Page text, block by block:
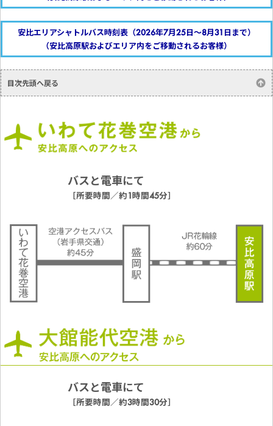
安比エリアシャトルバス時刻表（2026年7月25日～8月31日まで）
（安比高原駅およびエリア内をご移動されるお客様）
目次先頭へ戻る
バスと電車にて
［所要時間／約1時間45分］
バスと電車にて
［所要時間／約3時間30分］